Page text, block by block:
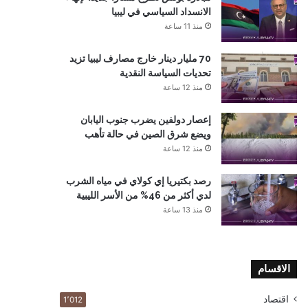
الانسداد السياسي في ليبيا
منذ 11 ساعة
70 مليار دينار خارج مصارف ليبيا تزيد
تحديات السياسة النقدية
منذ 12 ساعة
إعصار دولفين يضرب جنوب اليابان
ويضع شرق الصين في حالة تأهب
منذ 12 ساعة
رصد بكتيريا إي كولاي في مياه الشرب
لدي أكثر من 46% من الأسر الليبية
منذ 13 ساعة
الاقسام
اقتصاد 1٬012